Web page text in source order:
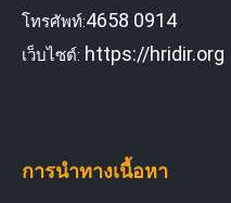
โทรศัพท์:4658 0914
เว็บไซต์: https://hridir.org
การนำทางเนื้อหา